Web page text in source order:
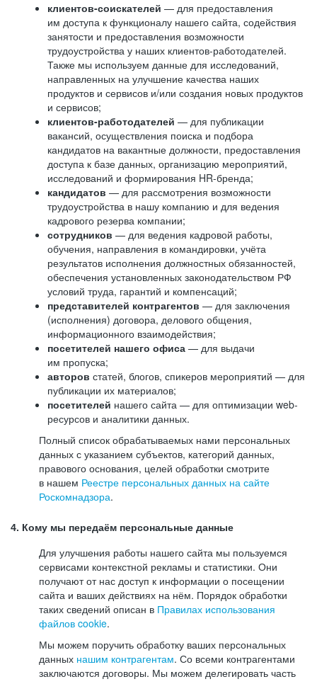
клиентов-соискателей — для предоставления
им доступа к функционалу нашего сайта, содействия
занятости и предоставления возможности
трудоустройства у наших клиентов-работодателей.
Также мы используем данные для исследований,
направленных на улучшение качества наших
продуктов и сервисов и/или создания новых продуктов
и сервисов;
клиентов-работодателей — для публикации
вакансий, осуществления поиска и подбора
кандидатов на вакантные должности, предоставления
доступа к базе данных, организацию мероприятий,
исследований и формирования HR-бренда;
кандидатов — для рассмотрения возможности
трудоустройства в нашу компанию и для ведения
кадрового резерва компании;
сотрудников — для ведения кадровой работы,
обучения, направления в командировки, учёта
результатов исполнения должностных обязанностей,
обеспечения установленных законодательством РФ
условий труда, гарантий и компенсаций;
представителей контрагентов — для заключения
(исполнения) договора, делового общения,
информационного взаимодействия;
посетителей нашего офиса — для выдачи
им пропуска;
авторов статей, блогов, спикеров мероприятий — для
публикации их материалов;
посетителей нашего сайта — для оптимизации web-
ресурсов и аналитики данных.
Полный список обрабатываемых нами персональных
данных с указанием субъектов, категорий данных,
правового основания, целей обработки смотрите
в нашем Реестре персональных данных на сайте
Роскомнадзора.
4. Кому мы передаём персональные данные
Для улучшения работы нашего сайта мы пользуемся
сервисами контекстной рекламы и статистики. Они
получают от нас доступ к информации о посещении
сайта и ваших действиях на нём. Порядок обработки
таких сведений описан в Правилах использования
файлов cookie.
Мы можем поручить обработку ваших персональных
данных нашим контрагентам. Со всеми контрагентами
заключаются договоры. Мы можем делегировать часть